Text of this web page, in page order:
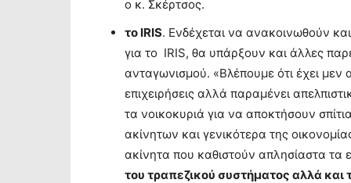
ο κ. Σκέρτσος.
το IRIS. Ενδέχεται να ανακοινωθούν
για το IRIS, θα υπάρξουν και άλλες
ανταγωνισμού. «Βλέπουμε ότι έχει μεν
επιχειρήσεις αλλά παραμένει
τα νοικοκυριά για να αποκτήσουν
ακίνητων και γενικότερα της
ακίνητα που καθιστούν απλησίαστα τα
του τραπεζικού συστήματος αλλά και